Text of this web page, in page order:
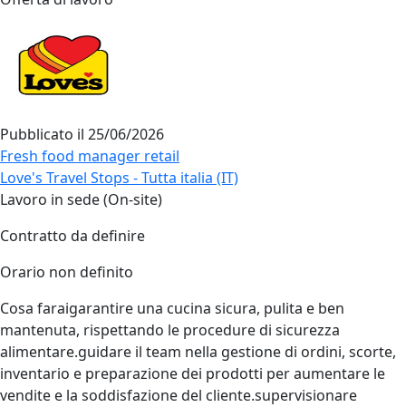
Pubblicato il 25/06/2026
Fresh food manager retail
Love's Travel Stops - Tutta italia (IT)
Lavoro in sede (On-site)
Contratto da definire
Orario non definito
Cosa faraigarantire una cucina sicura, pulita e ben
mantenuta, rispettando le procedure di sicurezza
alimentare.guidare il team nella gestione di ordini, scorte,
inventario e preparazione dei prodotti per aumentare le
vendite e la soddisfazione del cliente.supervisionare